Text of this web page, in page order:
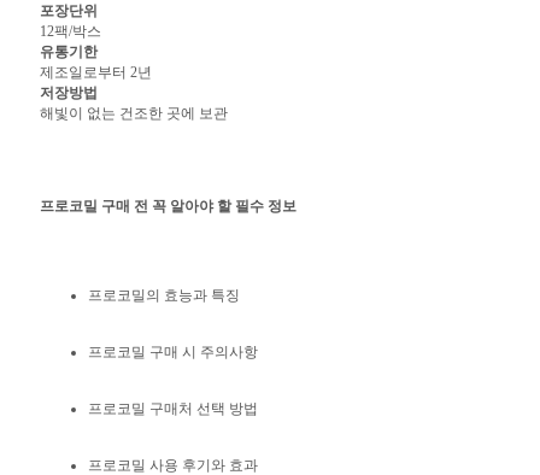
포장단위
12팩/박스
유통기한
제조일로부터 2년
저장방법
해빛이 없는 건조한 곳에 보관
프로코밀 구매 전 꼭 알아야 할 필수 정보
프로코밀의 효능과 특징
프로코밀 구매 시 주의사항
프로코밀 구매처 선택 방법
프로코밀 사용 후기와 효과